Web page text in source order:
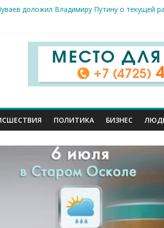
доложил Владимиру Путину о текущей
к реальным пациентам: студенты-медики из
ранены сегодня в Белгородской
салюта отмечает 83-ю годовщину
ПОЛИТИКА БИЗНЕС